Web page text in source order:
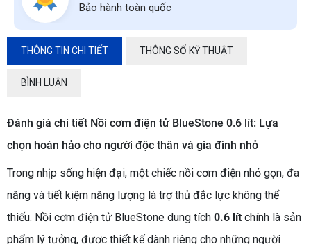
Bảo hành toàn quốc
THÔNG TIN CHI TIẾT THÔNG SỐ KỸ THUẬT
BÌNH LUẬN
Đánh giá chi tiết Nồi cơm điện tử BlueStone 0.6 lít: Lựa
chọn hoàn hảo cho người độc thân và gia đình nhỏ
Trong nhịp sống hiện đại, một chiếc nồi cơm điện nhỏ gọn, đa
năng và tiết kiệm năng lượng là trợ thủ đắc lực không thể
thiếu. Nồi cơm điện tử BlueStone dung tích 0.6 lít chính là sản
phẩm lý tưởng, được thiết kế dành riêng cho những người